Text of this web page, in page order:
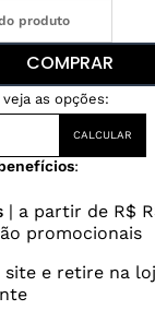
produto
COMPRAR
:
| a partir de R$
promocionais
site e retire na